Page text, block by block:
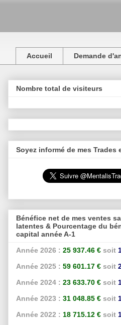
Accueil Demande
Nombre total de visiteurs
Soyez informé de mes Trades
Bénéfice net de mes ventes
latentes & Pourcentage du
capital année A-1
Année 2026 : 25 937.46 € soit
Année 2025 : 59 601.17 € soit
Année 2024 : 23 633.70 € soit
Année 2023 : 31 048.85 € soit
Année 2022 : 18 715.12 € soit